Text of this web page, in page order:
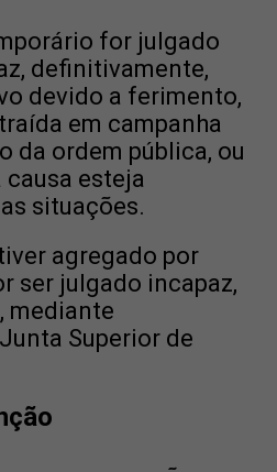
for julgado
definitivamente,
devido a ferimento,
em campanha
da ordem pública, ou
esteja
situações.
agregado por
ser julgado incapaz,
mediante
Superior de